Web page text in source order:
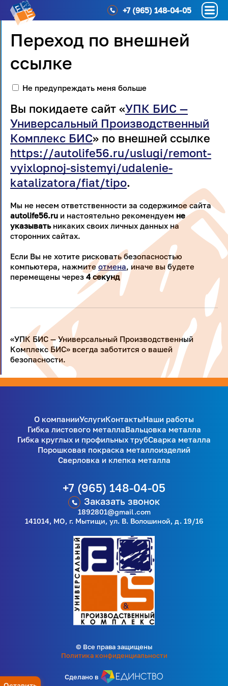
+7 (965) 148-04-05
Переход по внешней
ссылке
Не предупреждать меня больше
Вы покидаете сайт «УПК БИС —
Универсальный Производственный
Комплекс БИС» по внешней ссылке
https://autolife56.ru/uslugi/remont-
vyixlopnoj-sistemyi/udalenie-
katalizatora/fiat/tipo.
Мы не несем ответственности за содержимое сайта
autolife56.ru и настоятельно рекомендуем не
указыватьникаких своих личных данных на
сторонних сайтах.
Если Вы не хотите рисковать безопасностью
компьютера, нажмитеотмена, иначе вы будете
перемещены через 4секунд
«УПК БИС — Универсальный Производственный
Комплекс БИС» всегда заботится о вашей
безопасности.
О компанииУслугиКонтактыНаши работы
Гибка листового металлаВальцовка металла
Гибка круглых и профильных трубСварка металла
Порошковая покраска металлоизделий
Сверловка и клепка металла
+7 (965) 148-04-05
Заказать звонок
1892801@gmail.com
141014, МО, г. Мытищи, ул. В. Волошиной, д. 19/16
Сделано в
© Все права защищены
Политика конфиденциальности